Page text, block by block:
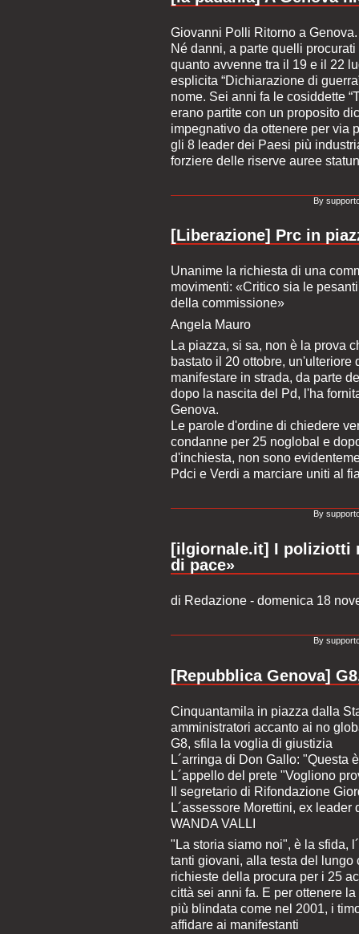
Giovanni Polli Ritorno a
Né danni, a parte quelli
quanto avvenne tra il 19 e il 22
esplicita “Dichiarazione di
nome. Sei anni fa le cosiddette
erano partite con un proposito
impegnativo da ottenere per via
gli 8 leader dei Paesi più
forziere delle riserve auree
By
[Liberazione] Prc in
Unanime la richiesta di una
movimenti: «Critico sia le
della commissione»
Angela Mauro
La piazza, si sa, non è la prova
bastato il 20 ottobre,
manifestare in strada, da parte
dopo la nascita del Pd, l'ha
Genova.
Le parole d'ordine di chiedere
condanne per 25 noglobal e
d'inchiesta, non sono
Pdci e Verdi a marciare uniti al
By
[ilgiornale.it] I poliziotti
di pace»
di Redazione - domenica 18
By
[Repubblica Genova]
Cinquantamila in piazza dalla
amministratori accanto ai no
G8, sfila la voglia di giustizia
L´arringa di Don Gallo: "Questa
L´appello del prete "Vogliono
Il segretario di Rifondazione
L´assessore Morettini, ex
WANDA VALLI
"La storia siamo noi", è la sfida,
tanti giovani, alla testa del lungo
richieste della procura per i 25
città sei anni fa. E per ottenere
più blindata come nel 2001, i
affidare ai manifestanti